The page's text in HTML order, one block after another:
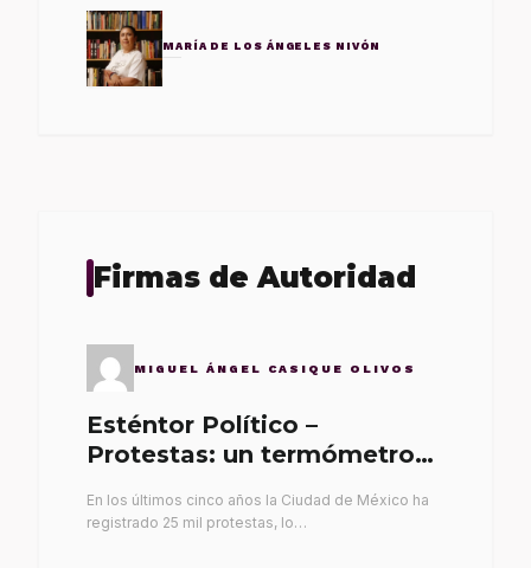
MARÍA DE LOS ÁNGELES NIVÓN
Firmas de Autoridad
MIGUEL ÁNGEL CASIQUE OLIVOS
Esténtor Político –
Protestas: un termómetro
En los últimos cinco años la Ciudad de México ha
registrado 25 mil protestas, lo…